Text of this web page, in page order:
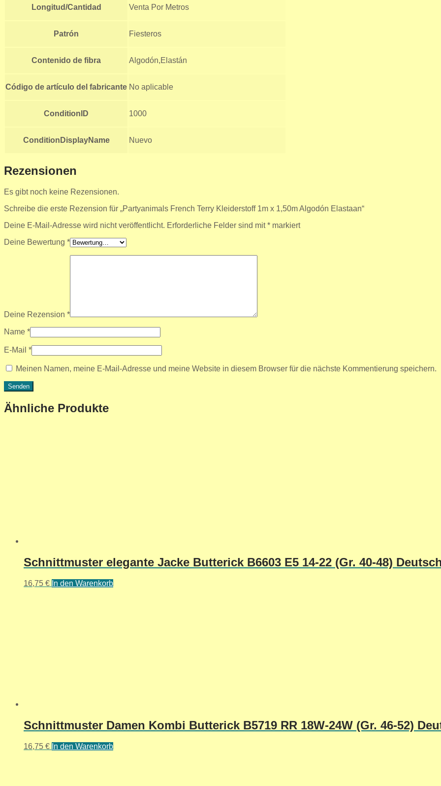
Longitud/Cantidad Venta Por Metros
Patrón Fiesteros
Contenido de fibra Algodón,Elastán
Código de artículo del fabricante No aplicable
ConditionID 1000
ConditionDisplayName Nuevo
Rezensionen
Es gibt noch keine Rezensionen.
Schreibe die erste Rezension für „Partyanimals French Terry Kleiderstoff 1m x 1,50m Algodón Elastaan“
Deine E-Mail-Adresse wird nicht veröffentlicht. Erforderliche Felder sind mit* markiert
Deine Bewertung *
Deine Rezension *
Name *
E-Mail *
Meinen Namen, meine E-Mail-Adresse und meine Website in diesem Browser für die nächste Kommentierung speichern.
Ähnliche Produkte
Schnittmuster elegante Jacke Butterick B6603 E5 14-22 (Gr. 40-48)
16,75 € In den Warenkorb
Schnittmuster Damen Kombi Butterick B5719 RR 18W-24W (Gr. 46-52)
16,75 € In den Warenkorb